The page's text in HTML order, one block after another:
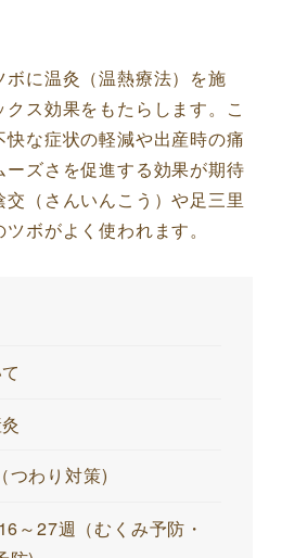
に温灸（温熱療法）を施
ス効果をもたらします。こ
な症状の軽減や出産時の痛
ズさを促進する効果が期待
（さんいんこう）や足三里
ボがよく使われます。
つわり対策)
～27週（むくみ予防・